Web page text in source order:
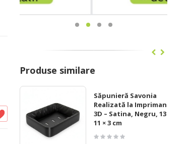
Produse similare
Săpunieră Savonia
Realizată la Imprimanta
3D – Satina, Negru, 13 ×
11 × 3 cm